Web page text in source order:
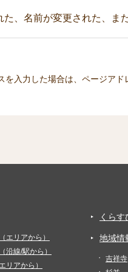
、名前が変更された、ま
を入力した場合は、ページア
エリアから）
沿線/駅から）
リアから）
くらす
地域情
吉祥寺